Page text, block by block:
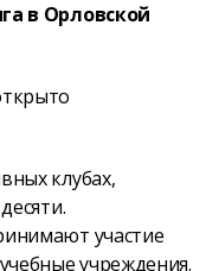
в Орловской
клубах,
участие
учреждения.